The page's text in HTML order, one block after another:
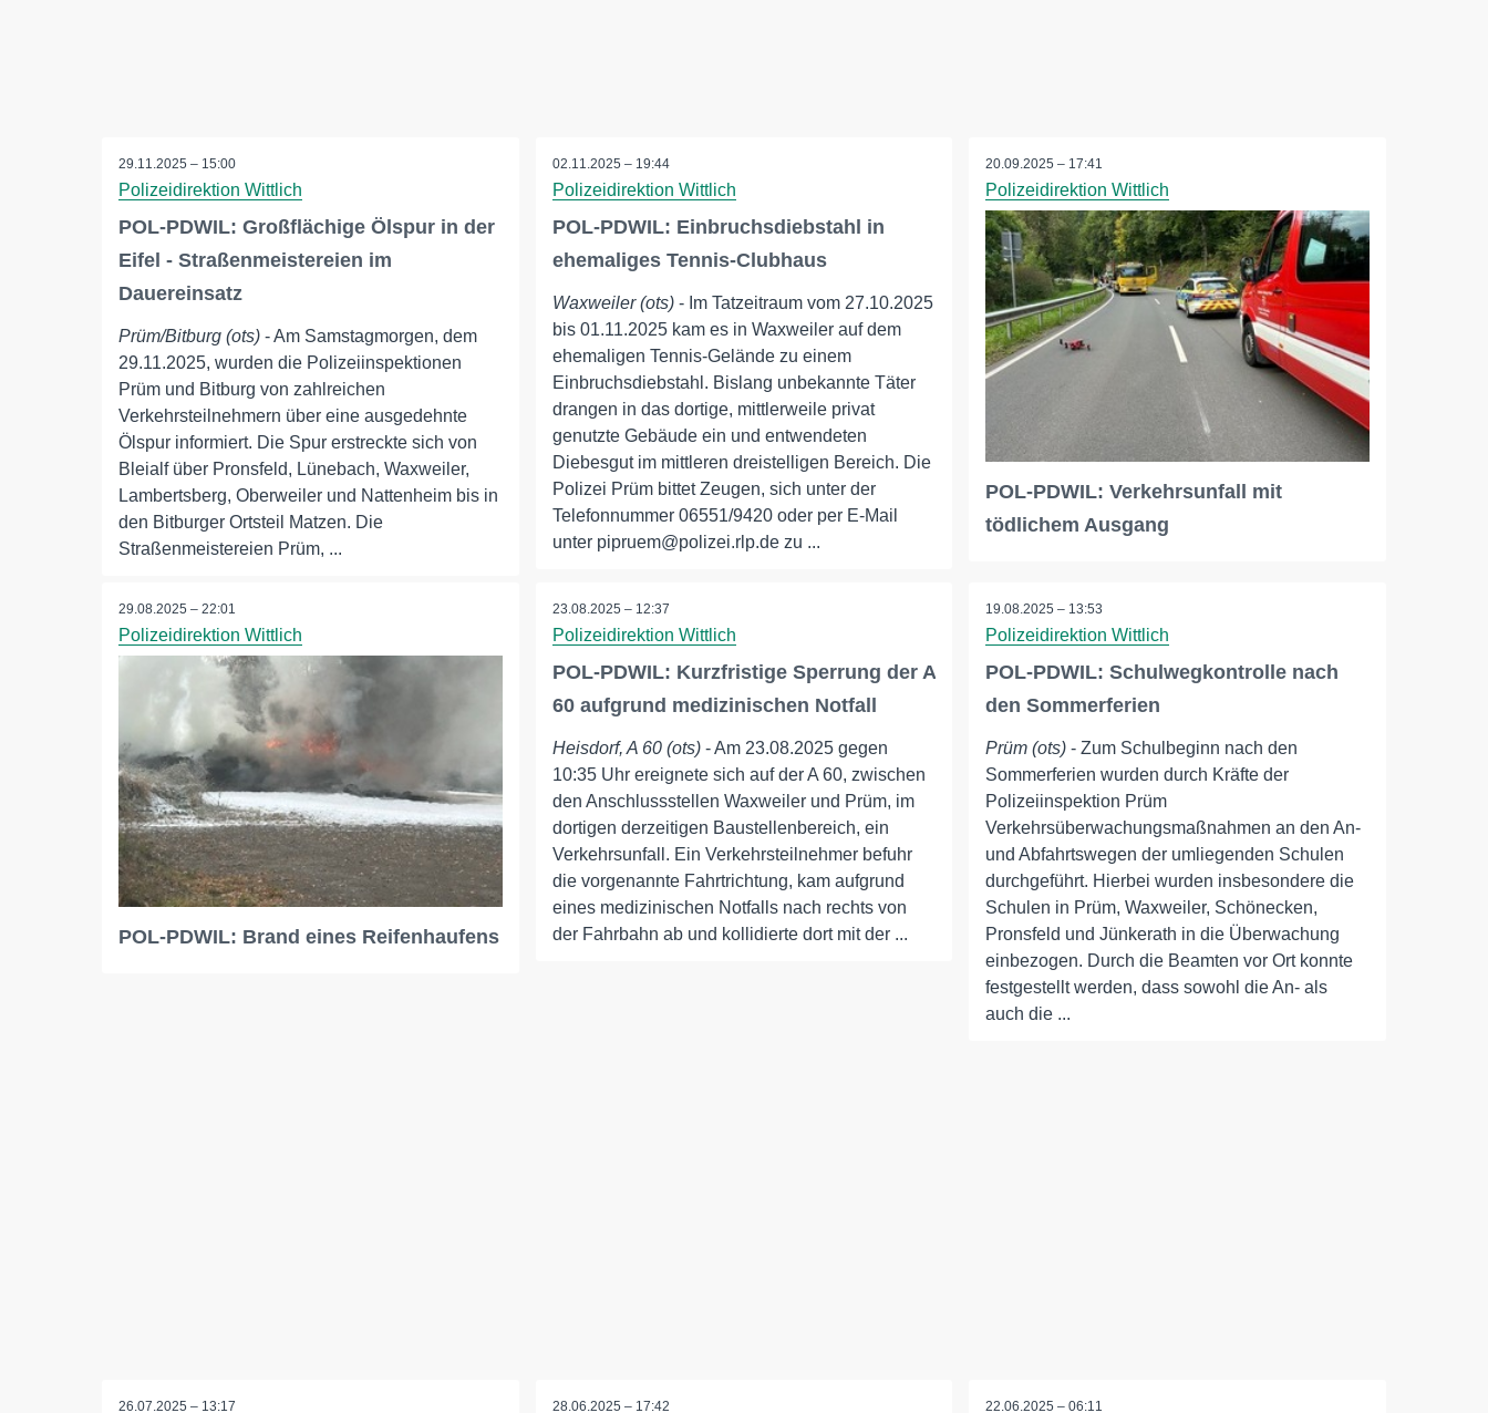
29.11.2025 – 15:00
Polizeidirektion Wittlich
POL-PDWIL: Großflächige Ölspur in der
Eifel - Straßenmeistereien im
Dauereinsatz
Prüm/Bitburg (ots) - Am Samstagmorgen, dem
29.11.2025, wurden die Polizeiinspektionen
Prüm und Bitburg von zahlreichen
Verkehrsteilnehmern über eine ausgedehnte
Ölspur informiert. Die Spur erstreckte sich von
Bleialf über Pronsfeld, Lünebach, Waxweiler,
Lambertsberg, Oberweiler und Nattenheim bis in
den Bitburger Ortsteil Matzen. Die
Straßenmeistereien Prüm, ...
02.11.2025 – 19:44
Polizeidirektion Wittlich
POL-PDWIL: Einbruchsdiebstahl in
ehemaliges Tennis-Clubhaus
Waxweiler (ots)- Im Tatzeitraum vom 27.10.2025
bis 01.11.2025 kam es in Waxweiler auf dem
ehemaligen Tennis-Gelände zu einem
Einbruchsdiebstahl. Bislang unbekannte Täter
drangen in das dortige, mittlerweile privat
genutzte Gebäude ein und entwendeten
Diebesgut im mittleren dreistelligen Bereich. Die
Polizei Prüm bittet Zeugen, sich unter der
Telefonnummer 06551/9420 oder per E-Mail
unter pipruem@polizei.rlp.de zu ...
20.09.2025 – 17:41
Polizeidirektion Wittlich
POL-PDWIL: Verkehrsunfall mit
tödlichem Ausgang
29.08.2025 – 22:01
Polizeidirektion Wittlich
POL-PDWIL: Brand eines Reifenhaufens
23.08.2025 – 12:37
Polizeidirektion Wittlich
POL-PDWIL: Kurzfristige Sperrung der A
60 aufgrund medizinischen Notfall
Heisdorf, A 60 (ots)- Am 23.08.2025 gegen
10:35 Uhr ereignete sich auf der A 60, zwischen
den Anschlussstellen Waxweiler und Prüm, im
dortigen derzeitigen Baustellenbereich, ein
Verkehrsunfall. Ein Verkehrsteilnehmer befuhr
die vorgenannte Fahrtrichtung, kam aufgrund
eines medizinischen Notfalls nach rechts von
der Fahrbahn ab und kollidierte dort mit der ...
19.08.2025 – 13:53
Polizeidirektion Wittlich
POL-PDWIL: Schulwegkontrolle nach
den Sommerferien
Prüm (ots) - Zum Schulbeginn nach den
Sommerferien wurden durch Kräfte der
Polizeiinspektion Prüm
Verkehrsüberwachungsmaßnahmen an den An-
und Abfahrtswegen der umliegenden Schulen
durchgeführt. Hierbei wurden insbesondere die
Schulen in Prüm, Waxweiler, Schönecken,
Pronsfeld und Jünkerath in die Überwachung
einbezogen. Durch die Beamten vor Ort konnte
festgestellt werden, dass sowohl die An- als
auch die ...
26.07.2025 – 13:17 28.06.2025 – 17:42 22.06.2025 – 06:11